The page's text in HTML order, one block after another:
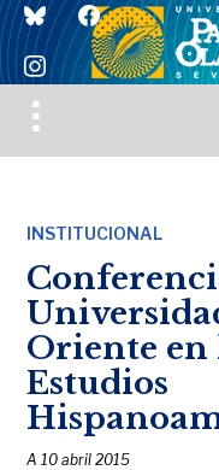
blueskyfacebook
instagram
Toggle
sidebar
INSTITUCIONAL
Oriente en
Estudios
A10 abril 2015